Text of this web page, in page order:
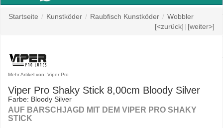
Startseite / Kunstköder / Raubfisch Kunstköder / Wobbler
[<zurück] | [weiter>]
Mehr Artikel von: Viper Pro
Viper Pro Shaky Stick 8,00cm Bloody Silver
Farbe: Bloody Silver
AUF BARSCHJAGD MIT DEM VIPER PRO SHAKY
STICK